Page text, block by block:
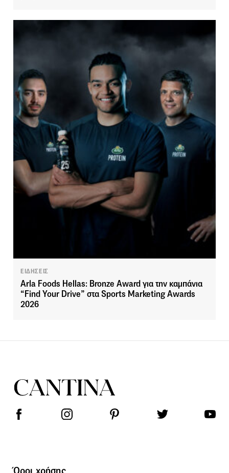
ΕΙΔΗΣΕΙΣ
Arla Foods Hellas: Bronze Award για την καμπάνια
“Find Your Drive” στα Sports Marketing Awards
2026
Όροι χρήσης